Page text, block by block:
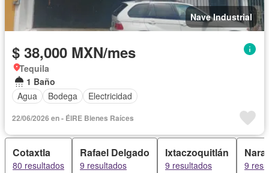
Nave Industrial
$ 38,000 MXN/mes
Tequila
1 Baño
Agua
Bodega Electricidad
22/06/2026 en - ÉIRE Bienes Raíces
Cotaxtla
80 resultados
Rafael Delgado
9 resultados
Ixtaczoquitlán
9 resultados 9